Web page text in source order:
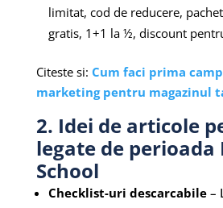
limitat, cod de reducere,
gratis, 1+1 la ½, discount
Citeste si: Cum faci prima
marketing pentru magazinul
2. Idei de articole
legate de perioada
School
Checklist-uri descarcabile–